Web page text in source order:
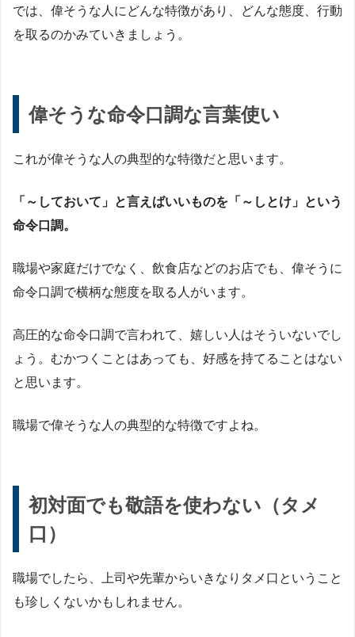
では、偉そうな人にどんな特徴があり、どんな態度、行動
を取るのかみていきましょう。
偉そうな命令口調な言葉使い
これが偉そうな人の典型的な特徴だと思います。
「～しておいて」と言えばいいものを「～しとけ」という
命令口調。
職場や家庭だけでなく、飲食店などのお店でも、偉そうに
命令口調で横柄な態度を取る人がいます。
高圧的な命令口調で言われて、嬉しい人はそういないでし
ょう。むかつくことはあっても、好感を持てることはない
と思います。
職場で偉そうな人の典型的な特徴ですよね。
初対面でも敬語を使わない（タメ
口）
職場でしたら、上司や先輩からいきなりタメ口ということ
も珍しくないかもしれません。